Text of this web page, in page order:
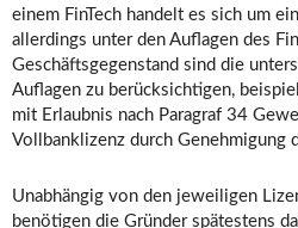
einem FinTech handelt es sich um
allerdings unter den Auflagen des
Geschäftsgegenstand sind die
Auflagen zu berücksichtigen,
mit Erlaubnis nach Paragraf 34
Vollbanklizenz durch Genehmigung
Unabhängig von den jeweiligen
benötigen die Gründer spätestens